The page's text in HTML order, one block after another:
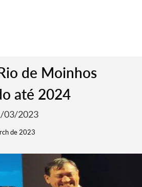
de Moinhos
até 2024
03/2023
de 2023